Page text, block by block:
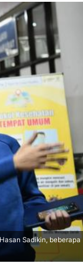
Sadikin, beberapa